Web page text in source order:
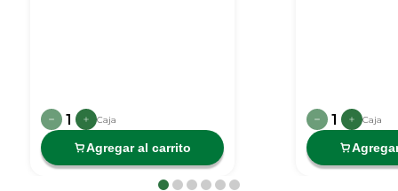
1 Caja
Agregar al carrito
1 Caja